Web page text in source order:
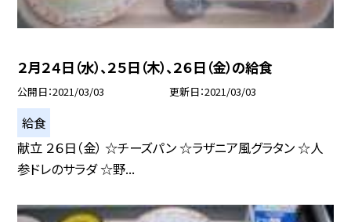
２月２４日（水）、２５日（木）、２６日（金）の給食
公開日 2021/03/03 更新日 2021/03/03
給食
献立 ２６日（金） ☆チーズパン ☆ラザニア風グラタン ☆人
参ドレのサラダ ☆野...